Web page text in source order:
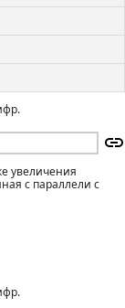
увеличения
с параллели с